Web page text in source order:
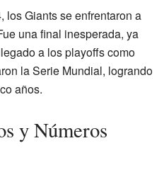
los Giants se enfrentaron a
una final inesperada, ya
a los playoffs como
la Serie Mundial, logrando
años.
y Números